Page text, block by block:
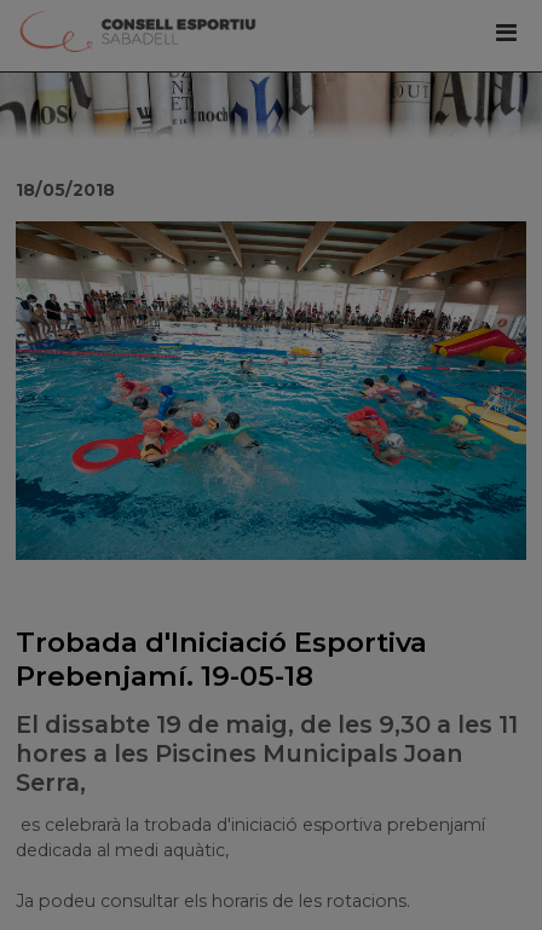
Trobada d'Iniciació Esportiva
Prebenjamí. 19-05-18
El dissabte 19 de maig, de les 9,30 a les 11
hores a les Piscines Municipals Joan
Serra,
18/05/2018
es celebrarà la trobada d'iniciació esportiva prebenjamí
dedicada al medi aquàtic,
Ja podeu consultar els horaris de les rotacions.